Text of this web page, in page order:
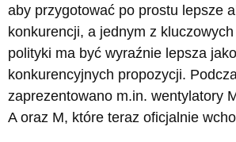
aby przygotować po prostu lepsze
konkurencji, a jednym z
polityki ma być wyraźnie lepsza
konkurencyjnych propozycji.
zaprezentowano m.in. wentylatory
A oraz M, które teraz oficjalnie